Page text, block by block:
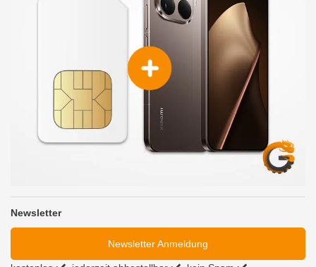
Newsletter
Newsletter Anmeldung